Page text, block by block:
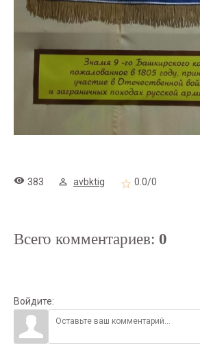
383 avbktig 0.0/0
Всего комментариев: 0
Войдите: